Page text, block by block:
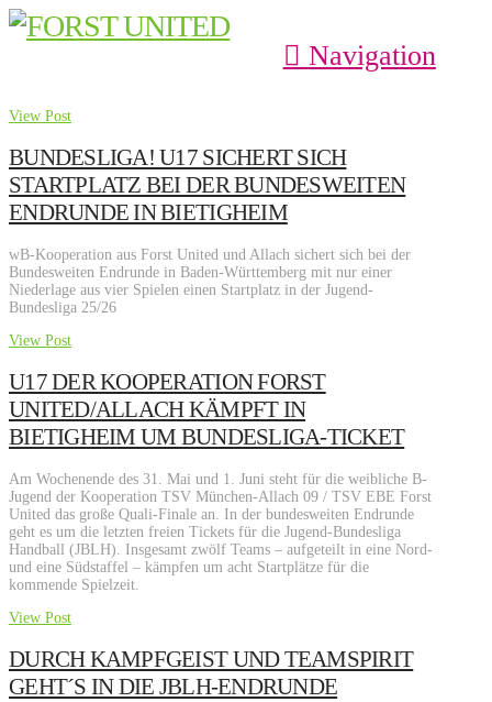
Navigation
View Post
BUNDESLIGA! U17 SICHERT SICH
STARTPLATZ BEI DER BUNDESWEITEN
ENDRUNDE IN BIETIGHEIM
wB-Kooperation aus Forst United und Allach sichert sich bei der
Bundesweiten Endrunde in Baden-Württemberg mit nur einer
Niederlage aus vier Spielen einen Startplatz in der Jugend-
Bundesliga 25/26
View Post
U17 DER KOOPERATION FORST
UNITED/ALLACH KÄMPFT IN
BIETIGHEIM UM BUNDESLIGA-TICKET
Am Wochenende des 31. Mai und 1. Juni steht für die weibliche B-
Jugend der Kooperation TSV München-Allach 09 / TSV EBE Forst
United das große Quali-Finale an. In der bundesweiten Endrunde
geht es um die letzten freien Tickets für die Jugend-Bundesliga
Handball (JBLH). Insgesamt zwölf Teams – aufgeteilt in eine Nord-
und eine Südstaffel – kämpfen um acht Startplätze für die
kommende Spielzeit.
View Post
DURCH KAMPFGEIST UND TEAMSPIRIT
GEHT´S IN DIE JBLH-ENDRUNDE